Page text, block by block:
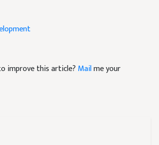
improve this article? Mailme your